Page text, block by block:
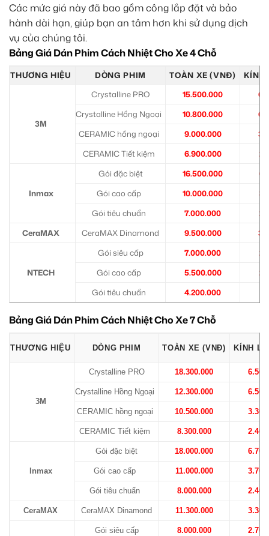
Các mức giá này đã bao gồm công lắp đặt và bảo
hành dài hạn, giúp bạn an tâm hơn khi sử dụng dịch
vụ của chúng tôi.
Bảng Giá Dán Phim Cách Nhiệt Cho Xe 4 Chỗ
THƯƠNG HIỆU DÒNG PHIM TOÀN XE (VNĐ) KÍNH
3M
Crystalline PRO 15.500.000
Crystalline Hồng Ngoại
10.800.000
CERAMIC hồng ngoại
9.000.000
CERAMIC Tiết kiệm
6.900.000
Inmax
Gói đặc biệt 16.500.000
Gói cao cấp
10.000.000
Gói tiêu chuẩn
7.000.000
CeraMAX
CeraMAX Dinamond 9.500.000
NTECH
Gói siêu cấp 7.000.000
Gói cao cấp
5.500.000
Gói tiêu chuẩn
4.200.000
Bảng Giá Dán Phim Cách Nhiệt Cho Xe 7 Chỗ
THƯƠNG HIỆU DÒNG PHIM TOÀN XE (VNĐ) KÍNH
3M
Crystalline PRO 18.300.000
Crystalline Hồng Ngoại 12.300.000
CERAMIC hồng ngoại 10.500.000
CERAMIC Tiết kiệm 8.300.000
Inmax
Gói đặc biệt 18.000.000
Gói cao cấp 11.000.000
Gói tiêu chuẩn 8.000.000
CeraMAX CeraMAX Dinamond 11.300.000
Gói siêu cấp 8.000.000